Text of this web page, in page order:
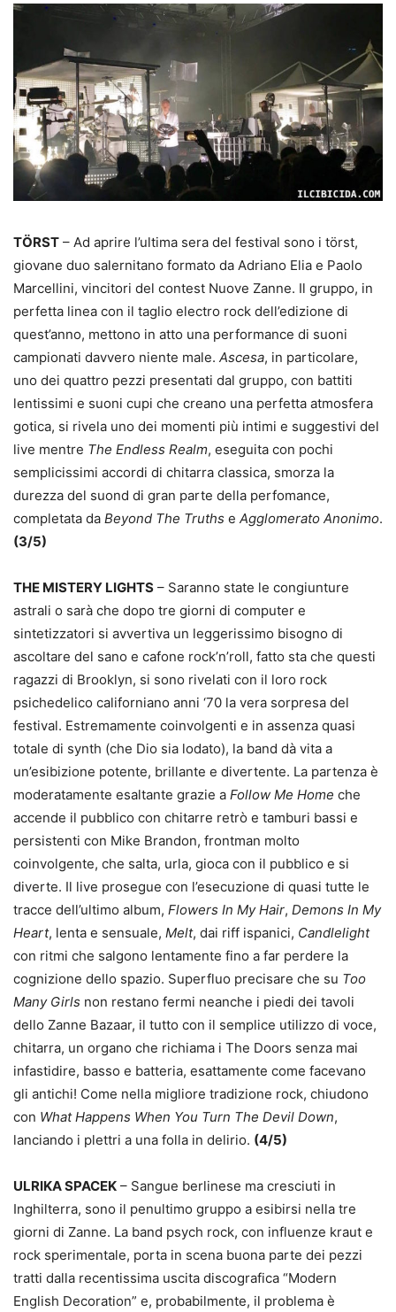
TÖRST – Ad aprire l’ultima sera del festival sono i törst,
giovane duo salernitano formato da Adriano Elia e Paolo
Marcellini, vincitori del contest Nuove Zanne. Il gruppo, in
perfetta linea con il taglio electro rock dell’edizione di
quest’anno, mettono in atto una performance di suoni
campionati davvero niente male. Ascesa, in particolare,
uno dei quattro pezzi presentati dal gruppo, con battiti
lentissimi e suoni cupi che creano una perfetta atmosfera
gotica, si rivela uno dei momenti più intimi e suggestivi del
live mentre The Endless Realm, eseguita con pochi
semplicissimi accordi di chitarra classica, smorza la
durezza del suond di gran parte della perfomance,
completata da Beyond The Truths e Agglomerato Anonimo.
(3/5)
THE MISTERY LIGHTS – Saranno state le congiunture
astrali o sarà che dopo tre giorni di computer e
sintetizzatori si avvertiva un leggerissimo bisogno di
ascoltare del sano e cafone rock’n’roll, fatto sta che questi
ragazzi di Brooklyn, si sono rivelati con il loro rock
psichedelico californiano anni ‘70 la vera sorpresa del
festival. Estremamente coinvolgenti e in assenza quasi
totale di synth (che Dio sia lodato), la band dà vita a
un’esibizione potente, brillante e divertente. La partenza è
moderatamente esaltante grazie a Follow Me Home che
accende il pubblico con chitarre retrò e tamburi bassi e
persistenti con Mike Brandon, frontman molto
coinvolgente, che salta, urla, gioca con il pubblico e si
diverte. Il live prosegue con l’esecuzione di quasi tutte le
tracce dell’ultimo album, Flowers In My Hair, Demons In My
Heart, lenta e sensuale, Melt, dai riff ispanici, Candlelight
con ritmi che salgono lentamente fino a far perdere la
cognizione dello spazio. Superfluo precisare che su Too
Many Girls non restano fermi neanche i piedi dei tavoli
dello Zanne Bazaar, il tutto con il semplice utilizzo di voce,
chitarra, un organo che richiama i The Doors senza mai
infastidire, basso e batteria, esattamente come facevano
gli antichi! Come nella migliore tradizione rock, chiudono
con What Happens When You Turn The Devil Down,
lanciando i plettri a una folla in delirio. (4/5)
ULRIKA SPACEK – Sangue berlinese ma cresciuti in
Inghilterra, sono il penultimo gruppo a esibirsi nella tre
giorni di Zanne. La band psych rock, con influenze kraut e
rock sperimentale, porta in scena buona parte dei pezzi
tratti dalla recentissima uscita discografica “Modern
English Decoration” e, probabilmente, il problema è